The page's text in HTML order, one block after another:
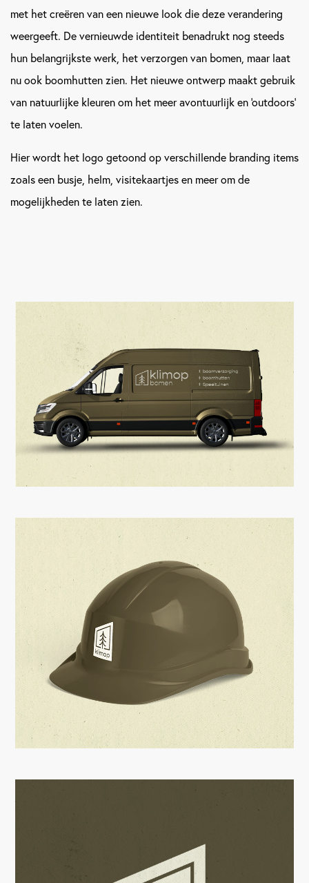
met het creëren van een nieuwe look die deze verandering
weergeeft. De vernieuwde identiteit benadrukt nog steeds
hun belangrijkste werk, het verzorgen van bomen, maar laat
nu ook boomhutten zien. Het nieuwe ontwerp maakt gebruik
van natuurlijke kleuren om het meer avontuurlijk en 'outdoors'
te laten voelen.
Hier wordt het logo getoond op verschillende branding items
zoals een busje, helm, visitekaartjes en meer om de
mogelijkheden te laten zien.